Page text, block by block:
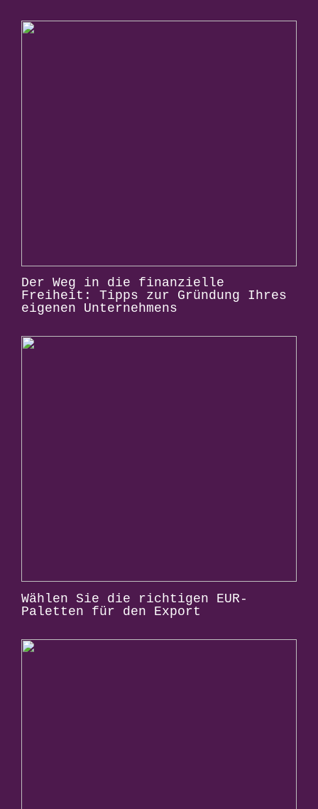
Der Weg in die finanzielle
Freiheit: Tipps zur Gründung Ihres
eigenen Unternehmens
Wählen Sie die richtigen EUR-
Paletten für den Export